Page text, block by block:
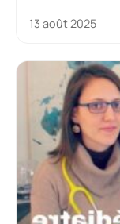
13 août 2025